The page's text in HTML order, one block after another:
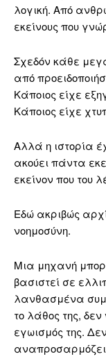
λογική. Από
εκείνους που
Σχεδόν κάθε
από
Κάποιος είχε
Κάποιος είχε
Αλλά η ιστορία
ακούει πάντα
εκείνον που του
Εδώ ακριβώς
νοημοσύνη.
Μια μηχανή
βασιστεί σε
λανθασμένα
το λάθος της,
εγωισμός της.
αναπροσαρμόζει